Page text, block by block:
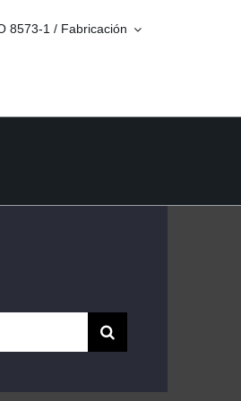
8573-1 / Fabricación